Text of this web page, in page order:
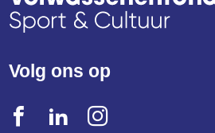
Volg ons op